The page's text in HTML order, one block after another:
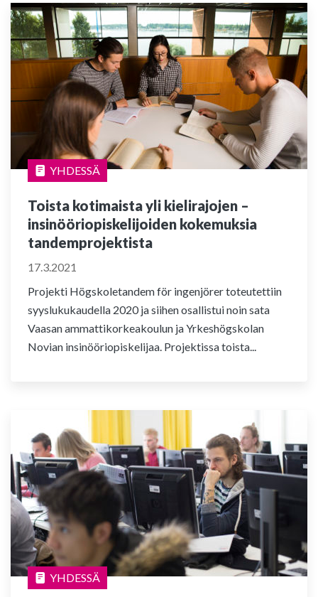
YHDESSÄ
Toista kotimaista yli kielirajojen –
insinööriopiskelijoiden kokemuksia
tandemprojektista
17.3.2021
Projekti Högskoletandem för ingenjörer toteutettiin
syyslukukaudella 2020 ja siihen osallistui noin sata
Vaasan ammattikorkeakoulun ja Yrkeshögskolan
Novian insinööriopiskelijaa. Projektissa toista...
YHDESSÄ